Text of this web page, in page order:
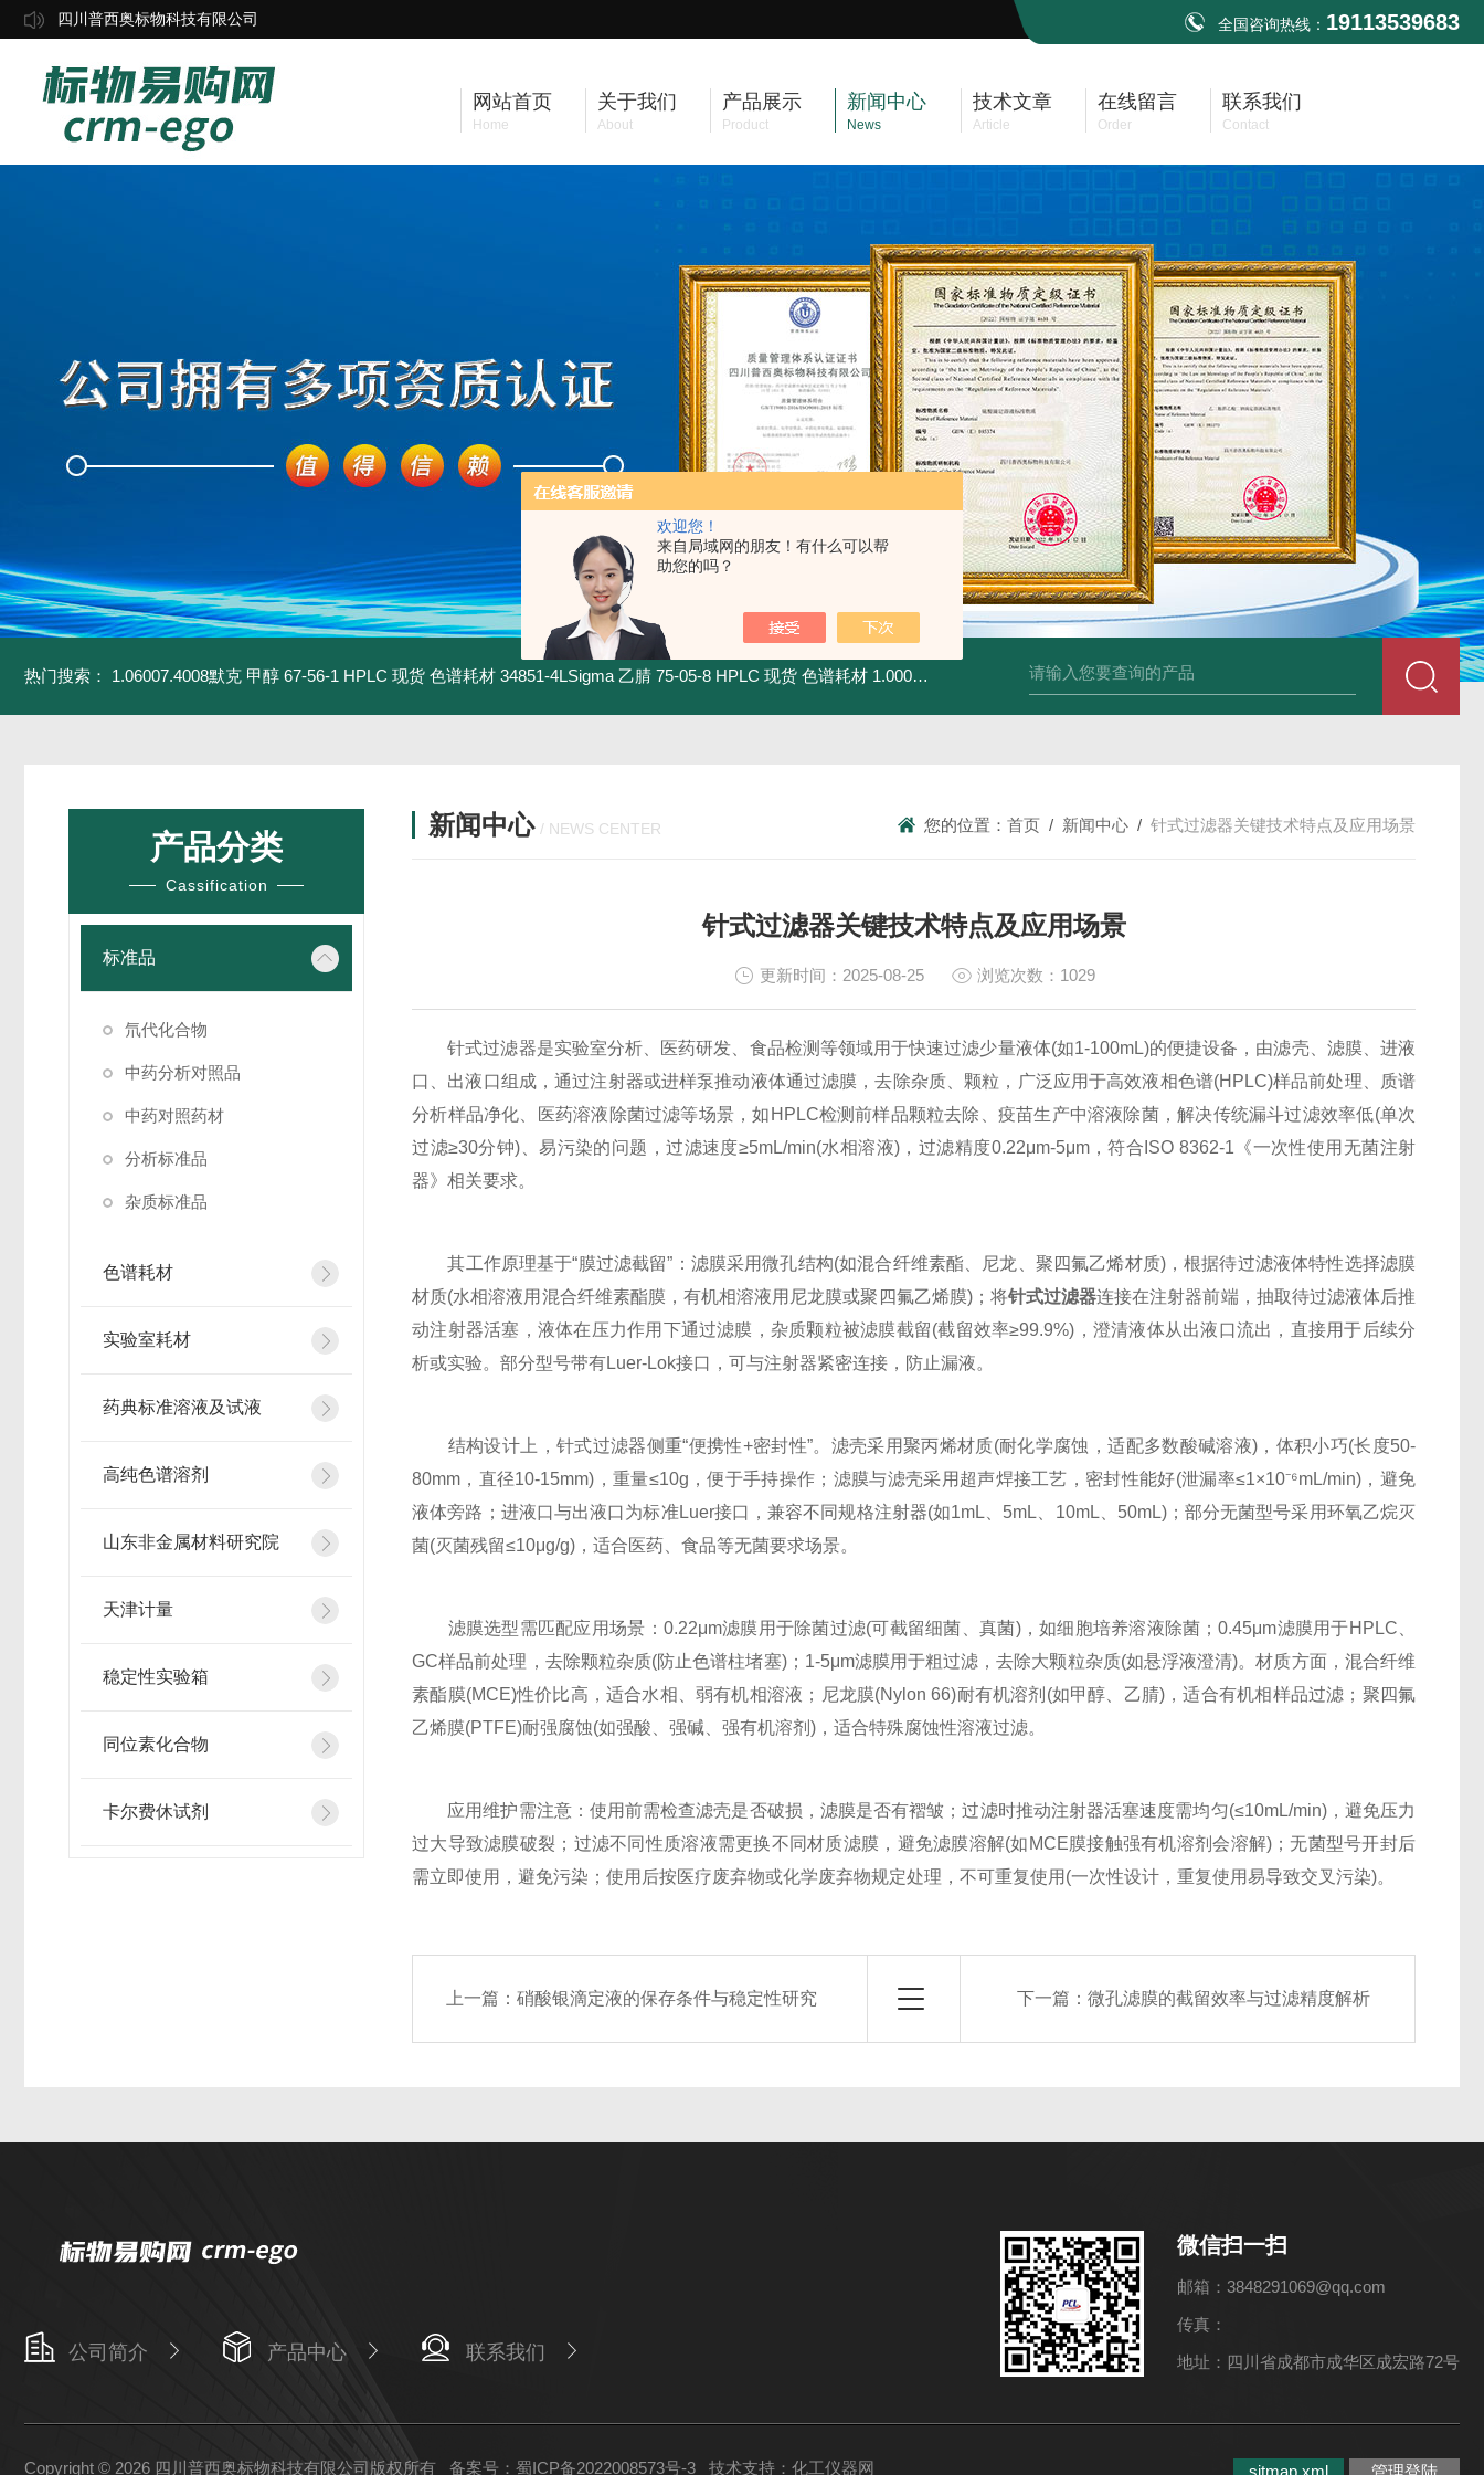
欢迎您！
来自局域网的朋友！有什么可以帮
助您的吗？
四川普西奥标物科技有限公司 全国咨询热线： 19113539683
网站首页
Home
关于我们
About
产品展示
Product
新闻中心
News
技术文章
Article
在线留言
Order
联系我们
Contact
热门搜索： 1.06007.4008默克 甲醇 67-56-1 HPLC 现货 色谱耗材 34851-4LSigma 乙腈 75-05-8 HPLC 现货 色谱耗材 1.00030.4008默克 乙腈 75-05-8 HPLC 现货 色谱耗材 34860-4L-Rsigma 甲醇 67-
产品分类
Cassification
标准品
氘代化合物
中药分析对照品
中药对照药材
分析标准品
杂质标准品
色谱耗材
实验室耗材
药典标准溶液及试液
高纯色谱溶剂
山东非金属材料研究院
天津计量
稳定性实验箱
同位素化合物
卡尔费休试剂
新闻中心 / NEWS CENTER 您的位置： 首页 / 新闻中心 / 针式过滤器关键技术特点及应用场景
针式过滤器关键技术特点及应用场景
更新时间：2025-08-25 浏览次数：1029
针式过滤器是实验室分析、医药研发、食品检测等领域用于快速过滤少量液体(如1-100mL)的便捷设备，由滤壳、滤膜、进液
口、出液口组成，通过注射器或进样泵推动液体通过滤膜，去除杂质、颗粒，广泛应用于高效液相色谱(HPLC)样品前处理、质谱
分析样品净化、医药溶液除菌过滤等场景，如HPLC检测前样品颗粒去除、疫苗生产中溶液除菌，解决传统漏斗过滤效率低(单次
过滤≥30分钟)、易污染的问题，过滤速度≥5mL/min(水相溶液)，过滤精度0.22μm-5μm，符合ISO 8362-1《一次性使用无菌注射
器》相关要求。​
其工作原理基于“膜过滤截留”：滤膜采用微孔结构(如混合纤维素酯、尼龙、聚四氟乙烯材质)，根据待过滤液体特性选择滤膜
材质(水相溶液用混合纤维素酯膜，有机相溶液用尼龙膜或聚四氟乙烯膜)；将针式过滤器连接在注射器前端，抽取待过滤液体后推
动注射器活塞，液体在压力作用下通过滤膜，杂质颗粒被滤膜截留(截留效率≥99.9%)，澄清液体从出液口流出，直接用于后续分
析或实验。部分型号带有Luer-Lok接口，可与注射器紧密连接，防止漏液。​
结构设计上，针式过滤器侧重“便携性+密封性”。滤壳采用聚丙烯材质(耐化学腐蚀，适配多数酸碱溶液)，体积小巧(长度50-
80mm，直径10-15mm)，重量≤10g，便于手持操作；滤膜与滤壳采用超声焊接工艺，密封性能好(泄漏率≤1×10⁻⁶mL/min)，避免
液体旁路；进液口与出液口为标准Luer接口，兼容不同规格注射器(如1mL、5mL、10mL、50mL)；部分无菌型号采用环氧乙烷灭
菌(灭菌残留≤10μg/g)，适合医药、食品等无菌要求场景。​
滤膜选型需匹配应用场景：0.22μm滤膜用于除菌过滤(可截留细菌、真菌)，如细胞培养溶液除菌；0.45μm滤膜用于HPLC、
GC样品前处理，去除颗粒杂质(防止色谱柱堵塞)；1-5μm滤膜用于粗过滤，去除大颗粒杂质(如悬浮液澄清)。材质方面，混合纤维
素酯膜(MCE)性价比高，适合水相、弱有机相溶液；尼龙膜(Nylon 66)耐有机溶剂(如甲醇、乙腈)，适合有机相样品过滤；聚四氟
乙烯膜(PTFE)耐强腐蚀(如强酸、强碱、强有机溶剂)，适合特殊腐蚀性溶液过滤。​
应用维护需注意：使用前需检查滤壳是否破损，滤膜是否有褶皱；过滤时推动注射器活塞速度需均匀(≤10mL/min)，避免压力
过大导致滤膜破裂；过滤不同性质溶液需更换不同材质滤膜，避免滤膜溶解(如MCE膜接触强有机溶剂会溶解)；无菌型号开封后
需立即使用，避免污染；使用后按医疗废弃物或化学废弃物规定处理，不可重复使用(一次性设计，重复使用易导致交叉污染)。​
上一篇：硝酸银滴定液的保存条件与稳定性研究 下一篇： 微孔滤膜的截留效率与过滤精度解析
公司简介 产品中心 联系我们
微信扫一扫
邮箱：3848291069@qq.com
传真：
地址：四川省成都市成华区成宏路72号
Copyright © 2026 四川普西奥标物科技有限公司版权所有 备案号：蜀ICP备2022008573号-3 技术支持： 化工仪器网 sitmap.xml 管理登陆